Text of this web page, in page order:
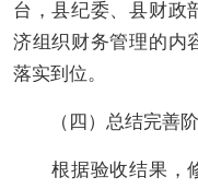
台，县纪委、县财政
济组织财务管理的内
落实到位。
（四）总结完善
根据验收结果，